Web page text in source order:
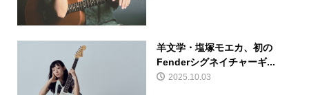
羊文学・塩塚モエカ、初の
Fenderシグネイチャーギ...
2025.10.03